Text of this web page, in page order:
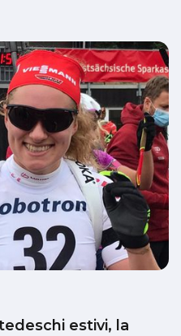
estivi, la